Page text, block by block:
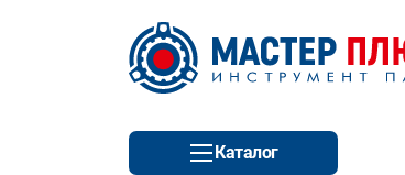
Каталог